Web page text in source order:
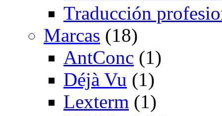
Traducción
Marcas (18)
AntConc (1)
Déjà Vu (1)
Lexterm (1)